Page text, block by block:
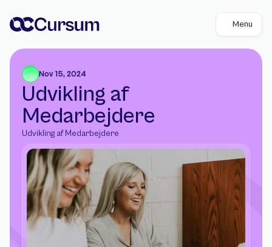
Nov 15, 2024
Udvikling af
Medarbejdere
Udvikling af Medarbejdere
Menu